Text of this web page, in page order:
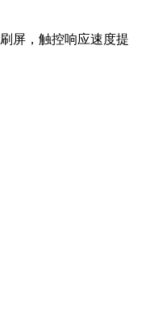
屏，触控响应速度提